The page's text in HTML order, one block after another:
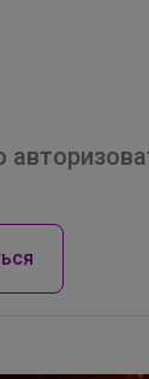
остатки